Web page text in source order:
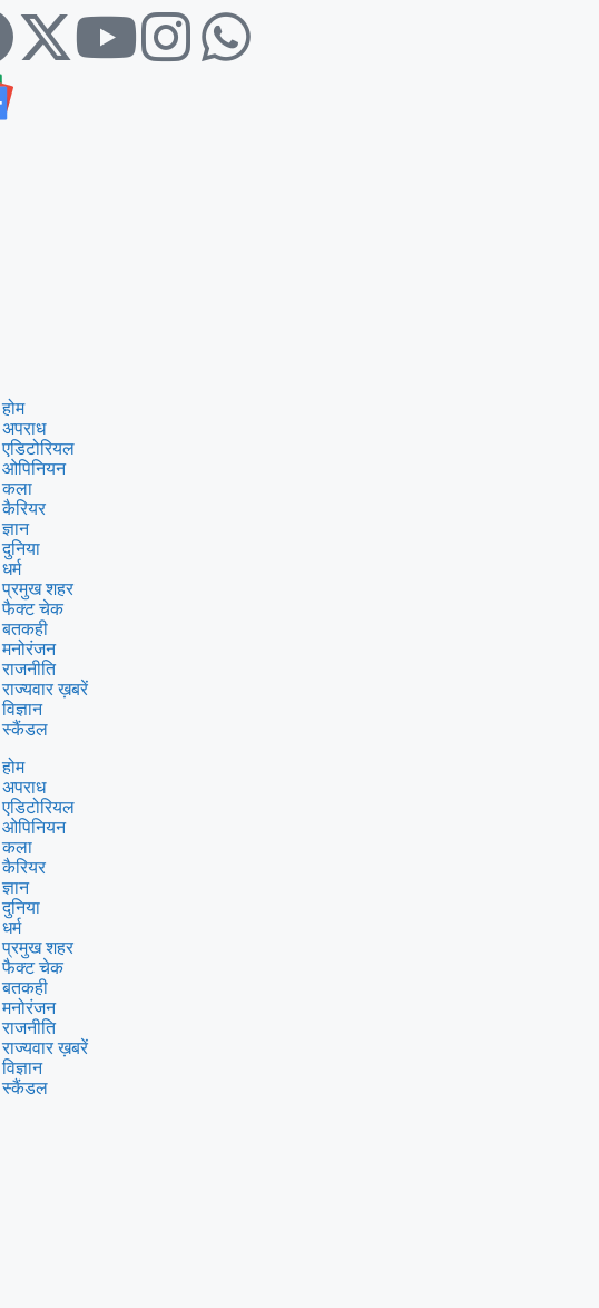
होम
अपराध
एडिटोरियल
ओपिनियन
कला
कैरियर
ज्ञान
दुनिया
धर्म
प्रमुख शहर
फैक्ट चेक
बतकही
मनोरंजन
राजनीति
राज्यवार ख़बरें
विज्ञान
स्कैंडल
होम
अपराध
एडिटोरियल
ओपिनियन
कला
कैरियर
ज्ञान
दुनिया
धर्म
प्रमुख शहर
फैक्ट चेक
बतकही
मनोरंजन
राजनीति
राज्यवार ख़बरें
विज्ञान
स्कैंडल